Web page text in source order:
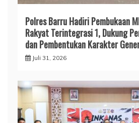
Polres Barru Hadiri Pembukaan
Rakyat Terintegrasi 1, Dukung
dan Pembentukan Karakter
Juli 31, 2026